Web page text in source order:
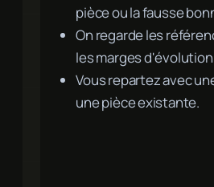
pièce ou la fausse
On regarde les
les marges
Vous repartez avec
une pièce existante.